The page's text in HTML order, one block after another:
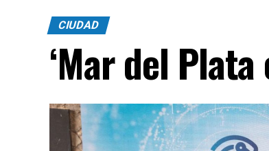
CIUDAD
‘Mar del